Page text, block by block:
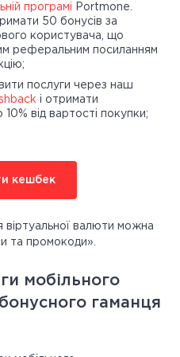
програмі Portmone.
50 бонусів за
користувача, що
реферальним посиланням
послуги через наш
і отримати
від вартості покупки;
кешбек
віртуальної валюти можна
та промокоди».
мобільного
гаманця